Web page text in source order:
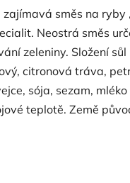
směs na
Neostrá směs
zeleniny. Složení
citronová tráva,
sója, sezam,
teplotě. Země